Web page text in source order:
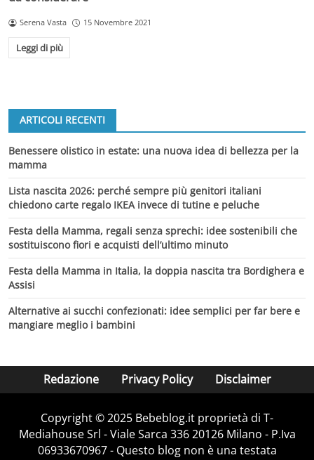
Serena Vasta 15 Novembre 2021
Leggi di più
ARTICOLI RECENTI
Benessere olistico in estate: una nuova idea di bellezza per la
mamma
Lista nascita 2026: perché sempre più genitori italiani
chiedono carte regalo IKEA invece di tutine e peluche
Festa della Mamma, regali senza sprechi: idee sostenibili che
sostituiscono fiori e acquisti dell’ultimo minuto
Festa della Mamma in Italia, la doppia nascita tra Bordighera e
Assisi
Alternative ai succhi confezionati: idee semplici per far bere e
mangiare meglio i bambini
Redazione Privacy Policy Disclaimer
Copyright © 2025 Bebeblog.it proprietà di T-
Mediahouse Srl - Viale Sarca 336 20126 Milano - P.Iva
06933670967 - Questo blog non è una testata